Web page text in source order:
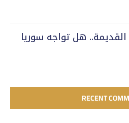
القديمة.. هل تواجه سوريا
RECENT